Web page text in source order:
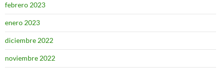
febrero 2023
enero 2023
diciembre 2022
noviembre 2022